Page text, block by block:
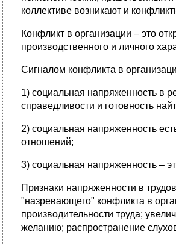
коллективе возникают и
Конфликт в организации – это
производственного и личного
Сигналом конфликта в
1) социальная напряженность в
справедливости и готовность
2) социальная напряженность
отношений;
3) социальная напряженность –
Признаки напряженности в
"назревающего" конфликта в
производительности труда;
желанию; распространение